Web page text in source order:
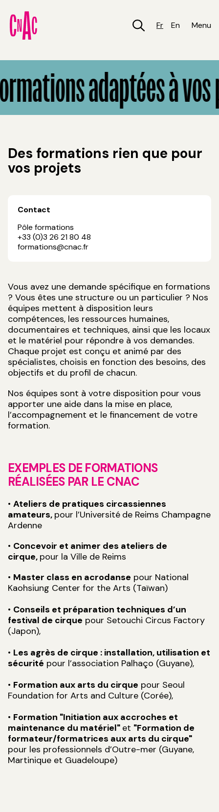
contenu
principal
Fr En Menu
adaptées à
Des formations rien que pour
vos projets
Contact
Pôle formations
+33 (0)3 26 21 80 48
formations@cnac.fr
Vous avez une demande spécifique en formations
? Vous êtes une structure ou un particulier ? Nos
équipes mettent à disposition leurs
compétences, les ressources humaines,
documentaires et techniques, ainsi que les locaux
et le matériel pour répondre à vos demandes.
Chaque projet est conçu et animé par des
spécialistes, choisis en fonction des besoins, des
objectifs et du profil de chacun.
Nos équipes sont à votre disposition pour vous
apporter une aide dans la mise en place,
l’accompagnement et le financement de votre
formation.
EXEMPLES DE FORMATIONS
RÉALISÉES PAR LE CNAC
• Ateliers de pratiques circassiennes
amateurs, pour l’Université de Reims Champagne
Ardenne
• Concevoir et animer des ateliers de
cirque, pour la Ville de Reims
• Master class en acrodanse pour National
Kaohsiung Center for the Arts (Taïwan)
• Conseils et préparation techniques d’un
festival de cirque pour Setouchi Circus Factory
(Japon),
• Les agrès de cirque : installation, utilisation et
sécurité pour l’association Palhaço (Guyane),
• Formation aux arts du cirque pour Seoul
Foundation for Arts and Culture (Corée),
• Formation "Initiation aux accroches et
maintenance du matériel" et "Formation de
formateur/formatrices aux arts du cirque"
pour les professionnels d’Outre-mer (Guyane,
Martinique et Guadeloupe)